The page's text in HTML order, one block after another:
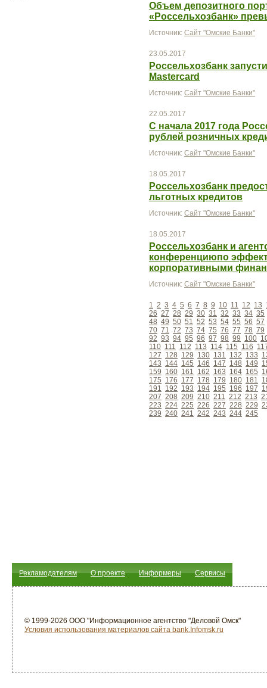
Объем депозитного
«Россельхозбанк»
Источник: Сайт "Омские Банки"
23.05.2017
Россельхозбанк
Mastercard
Источник: Сайт "Омские Банки"
22.05.2017
С начала 2017 года
рублей розничных
Источник: Сайт "Омские Банки"
18.05.2017
Россельхозбанк
льготных кредитов
Источник: Сайт "Омские Банки"
18.05.2017
Россельхозбанк и
конференциюпо
корпоративными
Источник: Сайт "Омские Банки"
1 2 3 4 5 6 7 8 9 10 11 12 13
26 27 28 29 30 31 32 33 34 35
48 49 50 51 52 53 54 55 56 57
70 71 72 73 74 75 76 77 78 79
92 93 94 95 96 97 98 99 100
110 111 112 113 114 115 116
127 128 129 130 131 132 133
143 144 145 146 147 148 149
159 160 161 162 163 164 165
175 176 177 178 179 180 181
191 192 193 194 195 196 197
207 208 209 210 211 212 213
223 224 225 226 227 228 229
239 240 241 242 243 244 245
Рекламодателям О проекте Информеры Сервисы
© 1999-2026 ООО "Информационное агентство "Деловой Омск"
Условия использования материалов сайта bank.Infomsk.ru